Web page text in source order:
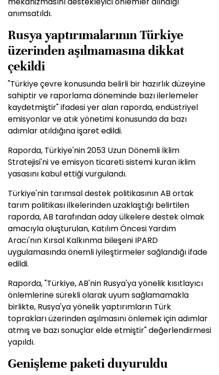
anımsatıldı.
Rusya yaptırımalarının Türkiye
üzerinden aşılmamasına dikkat
çekildi
"Türkiye çevre konusunda belirli bir hazırlık düzeyine
sahiptir ve raporlama döneminde bazı ilerlemeler
kaydetmiştir" ifadesi yer alan raporda, endüstriyel
emisyonlar ve atık yönetimi konusunda da bazı
adımlar atıldığına işaret edildi.
Raporda, Türkiye'nin 2053 Uzun Dönemli İklim
Stratejisi'ni ve emisyon ticareti sistemi kuran iklim
yasasını kabul ettiği vurgulandı.
Türkiye'nin tarımsal destek politikasının AB ortak
tarım politikası ilkelerinden uzaklaştığı belirtilen
raporda, AB tarafından aday ülkelere destek olmak
amacıyla oluşturulan, Katılım Öncesi Yardım
Aracı'nın Kırsal Kalkınma bileşeni IPARD
uygulamasında önemli iyileştirmeler sağlandığı ifade
edildi.
Raporda, "Türkiye, AB'nin Rusya'ya yönelik kısıtlayıcı
önlemlerine sürekli olarak uyum sağlamamakla
birlikte, Rusya'ya yönelik yaptırımların Türk
toprakları üzerinden aşılmasını önlemek için adımlar
atmış ve bazı sonuçlar elde etmiştir" değerlendirmesi
yapıldı.
Genişleme paketi duyuruldu